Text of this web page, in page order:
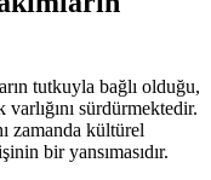
tutkuyla bağlı olduğu,
sürdürmektedir.
zamanda kültürel
bir yansımasıdır.